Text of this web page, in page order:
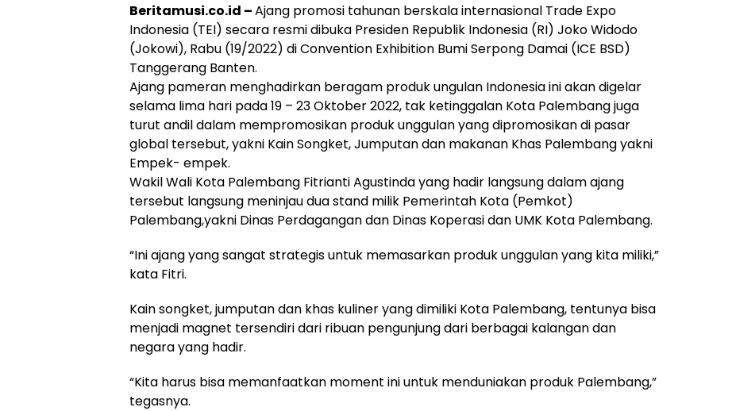
Beritamusi.co.id –Ajang promosi tahunan berskala internasional Trade Expo
Indonesia (TEI) secara resmi dibuka Presiden Republik Indonesia (RI) Joko Widodo
(Jokowi), Rabu (19/2022) di Convention Exhibition Bumi Serpong Damai (ICE BSD)
Tanggerang Banten.
Ajang pameran menghadirkan beragam produk ungulan Indonesia ini akan digelar
selama lima hari pada 19 – 23 Oktober 2022, tak ketinggalan Kota Palembang juga
turut andil dalam mempromosikan produk unggulan yang dipromosikan di pasar
global tersebut, yakni Kain Songket, Jumputan dan makanan Khas Palembang yakni
Empek- empek.
Wakil Wali Kota Palembang Fitrianti Agustinda yang hadir langsung dalam ajang
tersebut langsung meninjau dua stand milik Pemerintah Kota (Pemkot)
Palembang,yakni Dinas Perdagangan dan Dinas Koperasi dan UMK Kota Palembang.
“Ini ajang yang sangat strategis untuk memasarkan produk unggulan yang kita miliki,”
kata Fitri.
Kain songket, jumputan dan khas kuliner yang dimiliki Kota Palembang, tentunya bisa
menjadi magnet tersendiri dari ribuan pengunjung dari berbagai kalangan dan
negara yang hadir.
“Kita harus bisa memanfaatkan moment ini untuk menduniakan produk Palembang,”
tegasnya.